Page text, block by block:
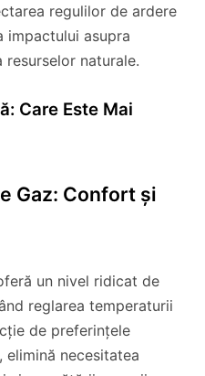
regulilor de ardere
impactului asupra
resurselor naturale.
Care Este Mai
Gaz: Confort și
un nivel ridicat de
reglarea temperaturii
de preferințele
elimină necesitatea